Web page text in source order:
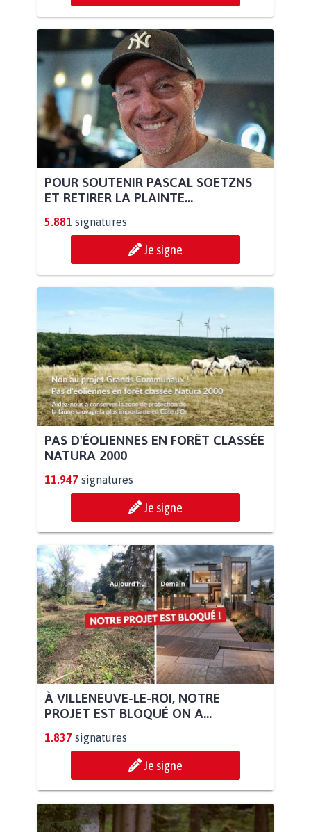
POUR SOUTENIR PASCAL SOETZNS
ET RETIRER LA PLAINTE...
5.881 signatures
Je signe
PAS D'ÉOLIENNES EN FORÊT CLASSÉE
NATURA 2000
11.947 signatures
Je signe
À VILLENEUVE-LE-ROI, NOTRE
PROJET EST BLOQUÉ ON A...
1.837 signatures
Je signe